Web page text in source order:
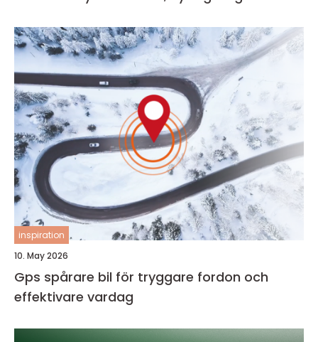
inspiration
10. May 2026
Gps spårare bil för tryggare fordon och
effektivare vardag